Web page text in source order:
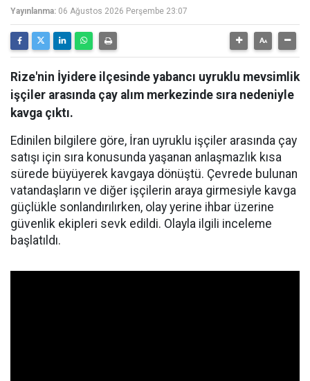
Yayınlanma: 06 Ağustos 2026 Perşembe 23:07
Rize'nin İyidere ilçesinde yabancı uyruklu mevsimlik
işçiler arasında çay alım merkezinde sıra nedeniyle
kavga çıktı.
Edinilen bilgilere göre, İran uyruklu işçiler arasında çay
satışı için sıra konusunda yaşanan anlaşmazlık kısa
sürede büyüyerek kavgaya dönüştü. Çevrede bulunan
vatandaşların ve diğer işçilerin araya girmesiyle kavga
güçlükle sonlandırılırken, olay yerine ihbar üzerine
güvenlik ekipleri sevk edildi. Olayla ilgili inceleme
başlatıldı.